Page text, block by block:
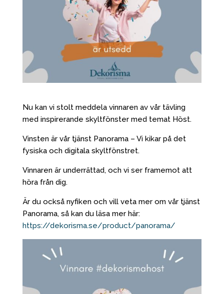
Nu kan vi stolt meddela vinnaren av vår tävling
med inspirerande skyltfönster med temat Höst.
Vinsten är vår tjänst Panorama – Vi kikar på det
fysiska och digitala skyltfönstret.
Vinnaren är underrättad, och vi ser framemot att
höra från dig.
Är du också nyfiken och vill veta mer om vår tjänst
Panorama, så kan du läsa mer här:
https://dekorisma.se/product/panorama/